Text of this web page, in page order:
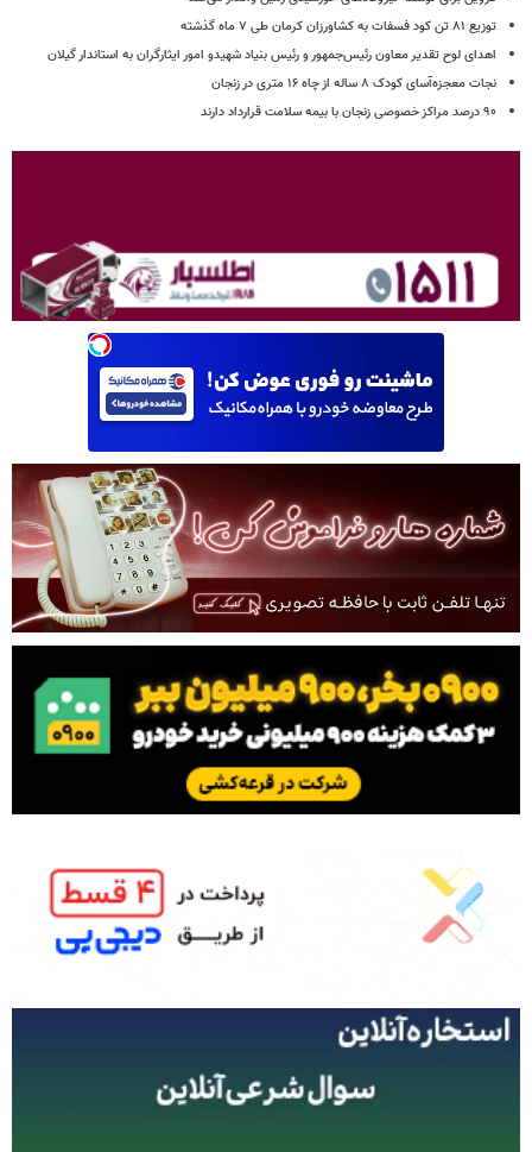
توزیع ۸۱ تن کود فسفات به کشاورزان کرمان طی ۷ ماه گذشته
اهدای لوح تقدیر معاون رئیس‌جمهور و رئیس بنیاد شهیدو امور ایثارگران به استاندار گیلان
نجات معجزه‌آسای کودک ۸ ساله از چاه ۱۶ متری در زنجان
۹۰ درصد مراکز خصوصی زنجان با بیمه سلامت قرارداد دارند